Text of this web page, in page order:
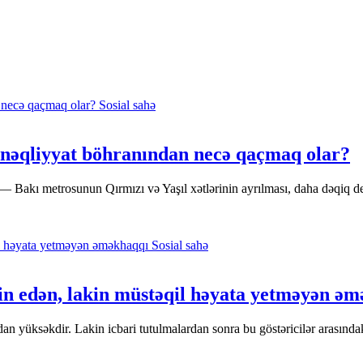
Sosial sahə
böhranından necə qaçmaq olar?
metrosunun Qırmızı və Yaşıl xətlərinin ayrılması, daha
Sosial sahə
edən, lakin müstəqil həyata yetməyən
yüksəkdir. Lakin icbari tutulmalardan sonra bu göstəricilər